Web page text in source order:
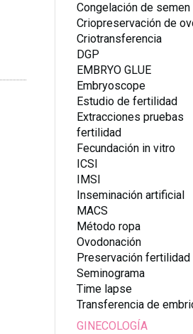
Congelación de semen
Criopreservación de
Criotransferencia
DGP
EMBRYO GLUE
Embryoscope
Estudio de fertilidad
Extracciones pruebas
fertilidad
Fecundación in vitro
ICSI
IMSI
Inseminación artificial
MACS
Método ropa
Ovodonación
Preservación fertilidad
Seminograma
Time lapse
Transferencia de
GINECOLOGÍA